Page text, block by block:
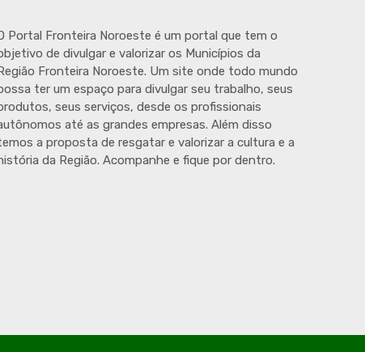
Portal Fronteira Noroeste é um portal que tem o
de divulgar e valorizar os Municípios da
Fronteira Noroeste. Um site onde todo mundo
ter um espaço para divulgar seu trabalho, seus
seus serviços, desde os profissionais
até as grandes empresas. Além disso
a proposta de resgatar e valorizar a cultura e a
da Região. Acompanhe e fique por dentro.